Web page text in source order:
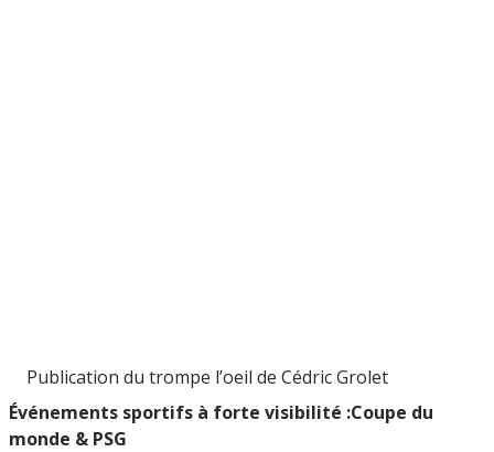
Publication du trompe l’oeil de Cédric Grolet
Événements sportifs à forte visibilité :Coupe du
monde & PSG